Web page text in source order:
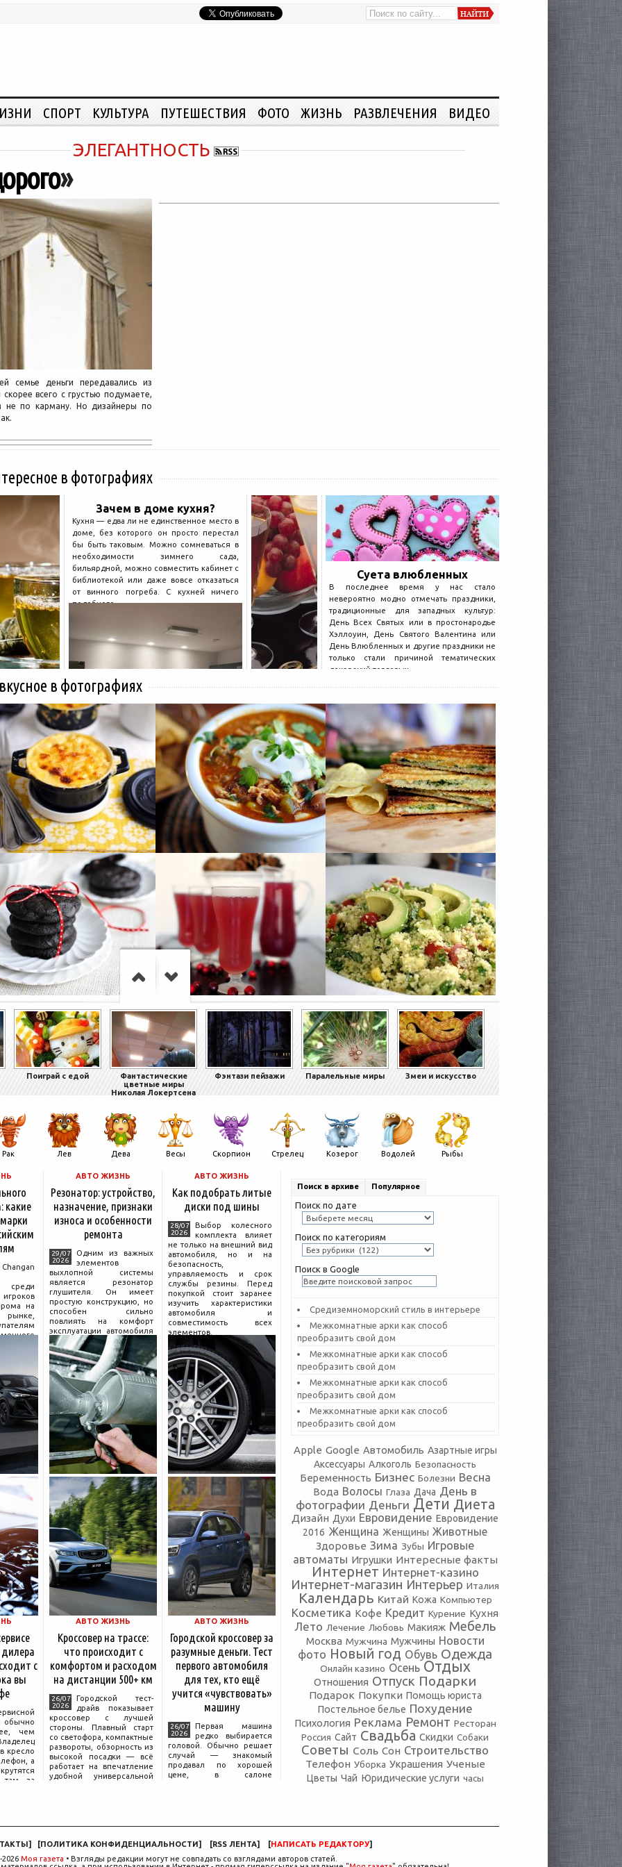
СПОРТ КУЛЬТУРА ПУТЕШЕСТВИЯ ФОТО ЖИЗНЬ РАЗВЛЕЧЕНИЯ ВИДЕО
ЭЛЕГАНТНОСТЬ
»
семье деньги передавались из
всего с грустью подумаете,
не по карману. Но дизайнеры по
в фотографиях
Зачем в доме кухня?
Кухня — едва ли не единственное место в
доме, без которого он просто перестал
бы быть таковым. Можно сомневаться в
необходимости зимнего сада,
бильярдной, можно совместить кабинет с
библиотекой или даже вовсе отказаться
от винного погреба. С кухней ничего
подобного...
Суета влюбленных
В последнее время у нас стало
невероятно модно отмечать праздники,
традиционные для западных культур:
День Всех Святых или в простонародье
Хэллоуин, День Святого Валентина или
День Влюбленных и другие праздники не
только стали причиной тематических
декораций торговых...
в фотографиях
Поиграй с едой
Фантастические
цветные миры
Николая Локертсена
Фэнтази пейзажи Паралельные миры Змеи и искусство
Рак Лев Дева Весы Скорпион Стрелец Козерог Водолей Рыбы
какие
на
АВТО ЖИЗНЬ
Резонатор: устройство,
назначение, признаки
износа и особенности
ремонта
29/07
2026
Одним из важных
элементов
выхлопной системы
является резонатор
глушителя. Он имеет
простую конструкцию, но
способен сильно
повлиять на комфорт
эксплуатации автомобиля
и правильную работу
выхлопа.
Для чего нужен
резонатор
АВТО ЖИЗНЬ
Как подобрать литые
диски под шины
28/07
2026
Выбор колесного
комплекта влияет
не только на внешний вид
автомобиля, но и на
безопасность,
управляемость и срок
службы резины. Перед
покупкой стоит заранее
изучить характеристики
автомобиля и
совместимость всех
элементов.
с
вы
чем
кресло
а
там, за
АВТО ЖИЗНЬ
Кроссовер на трассе:
что происходит с
комфортом и расходом
на дистанции 500+ км
26/07
2026
Городской тест-
драйв показывает
кроссовер с лучшей
стороны. Плавный старт
со светофора, компактные
развороты, обзорность из
высокой посадки — всё
работает на впечатление
удобной универсальной
АВТО ЖИЗНЬ
Городской кроссовер за
разумные деньги. Тест
первого автомобиля
для тех, кто ещё
учится «чувствовать»
машину
26/07
2026
Первая машина
редко выбирается
головой. Обычно решает
случай — знакомый
продавал по хорошей
цене, в салоне
компромисса между
Поиск в архиве Популярное
Поиск по дате
Поиск по категориям
Поиск в Google
Средиземноморский стиль в интерьере
Межкомнатные арки как способ
преобразить свой дом
Межкомнатные арки как способ
преобразить свой дом
Межкомнатные арки как способ
преобразить свой дом
Межкомнатные арки как способ
преобразить свой дом
Apple Google Автомобиль Азартные игры
Аксессуары Алкоголь Безопасность
Беременность Бизнес Болезни Весна
Вода Волосы Глаза Дача День в
фотографии Деньги Дети Диета
Дизайн Духи Евровидение Евровидение
2016 Женщина Женщины Животные
Здоровье Зима Зубы Игровые
автоматы Игрушки Интересные факты
Интернет Интернет-казино
Интернет-магазин Интерьер Италия
Календарь Китай Кожа Компьютер
Косметика Кофе Кредит Курение Кухня
Лето Лечение Любовь Макияж Мебель
Москва Мужчина Мужчины Новости
фото Новый год Обувь Одежда
Онлайн казино Осень Отдых
Отношения Отпуск Подарки
Подарок Покупки Помощь юриста
Постельное белье Похудение
Психология Реклама Ремонт Ресторан
Россия Сайт Свадьба Скидки Собаки
Советы Соль Сон Строительство
Телефон Уборка Украшения Ученые
Цветы Чай Юридические услуги часы
] [ПОЛИТИКА КОНФИДЕНЦИАЛЬНОСТИ] [RSS ЛЕНТА] [НАПИСАТЬ РЕДАКТОРУ]
2026 Моя газета • Взгляды редакции могут не совпадать со взглядами авторов статей.